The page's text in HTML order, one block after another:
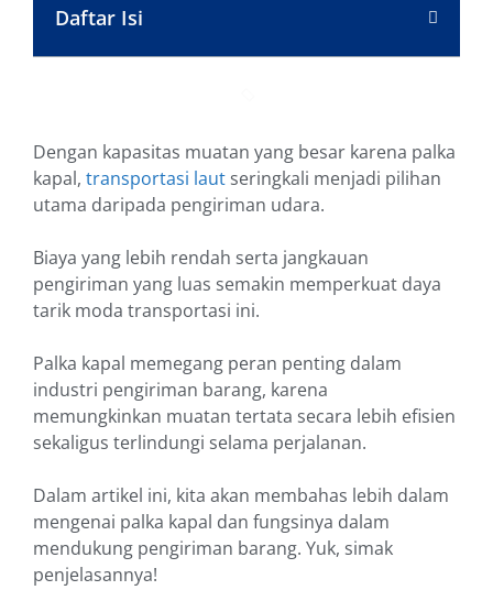
Daftar Isi
Dengan kapasitas muatan yang besar karena palka
kapal, transportasi laut seringkali menjadi pilihan
utama daripada pengiriman udara.
Biaya yang lebih rendah serta jangkauan
pengiriman yang luas semakin memperkuat daya
tarik moda transportasi ini.
Palka kapal memegang peran penting dalam
industri pengiriman barang, karena
memungkinkan muatan tertata secara lebih efisien
sekaligus terlindungi selama perjalanan.
Dalam artikel ini, kita akan membahas lebih dalam
mengenai palka kapal dan fungsinya dalam
mendukung pengiriman barang. Yuk, simak
penjelasannya!